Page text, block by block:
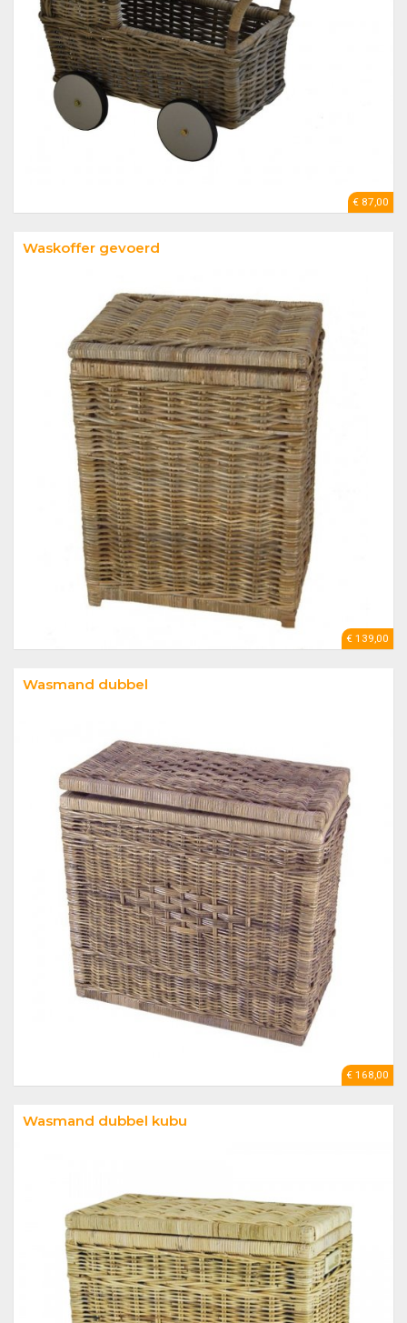
€ 87,00
Waskoffer gevoerd
€ 139,00
Wasmand dubbel
€ 168,00
Wasmand dubbel kubu